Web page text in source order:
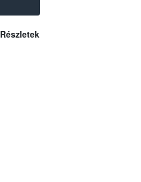
Részletek